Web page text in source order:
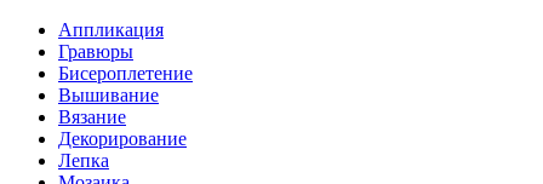
Аппликация
Гравюры
Бисероплетение
Вышивание
Вязание
Декорирование
Лепка